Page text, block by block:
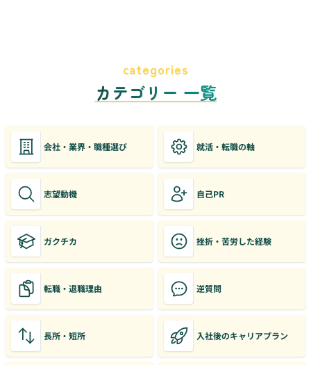
categories
カテゴリー 一覧
会社・業界・職種選び 就活・転職の軸
志望動機 自己PR
ガクチカ 挫折・苦労した経験
転職・退職理由 逆質問
長所・短所 入社後のキャリアプラン